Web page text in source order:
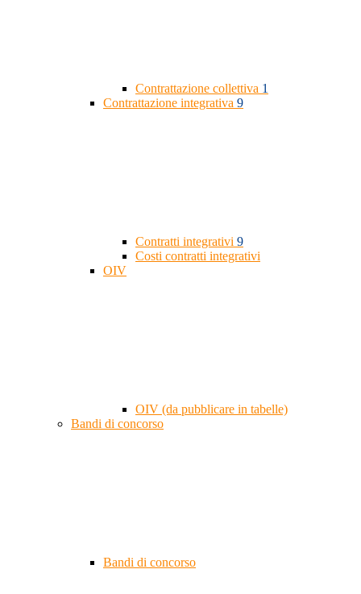
Contrattazione collettiva 1
Contrattazione integrativa 9
Contratti integrativi 9
Costi contratti integrativi
OIV
OIV (da pubblicare in tabelle)
Bandi di concorso
Bandi di concorso